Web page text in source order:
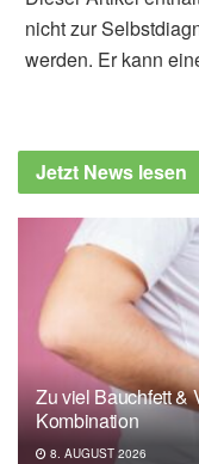
nicht zur
werden. Er kann
Jetzt News lesen
Zu viel Bauchfett &
Kombination
8. AUGUST 2026